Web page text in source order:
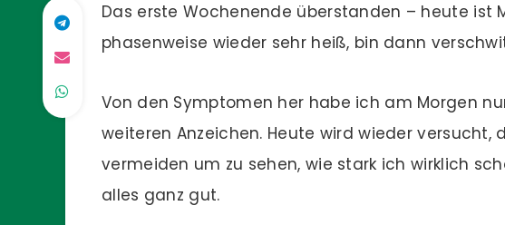
Das erste Wochenende überstanden – heute ist
phasenweise wieder sehr heiß, bin dann
Von den Symptomen her habe ich am Morgen
weiteren Anzeichen. Heute wird wieder versucht,
vermeiden um zu sehen, wie stark ich wirklich
alles ganz gut.